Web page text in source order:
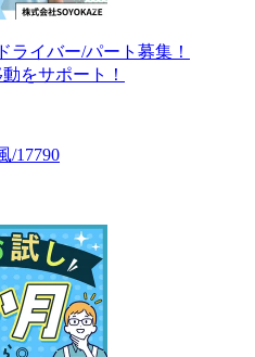
ライバー/パート募集！
をサポート！
/17790